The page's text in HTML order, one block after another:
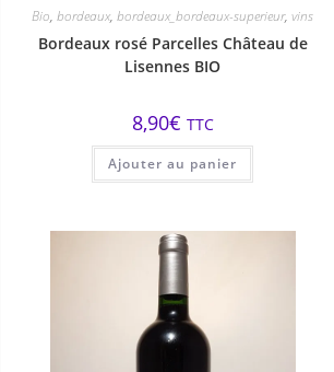
Bio,bordeaux,bordeaux_bordeaux-superieur,vins
Bordeaux rosé Parcelles Château de
Lisennes BIO
8,90€ TTC
Ajouter au panier